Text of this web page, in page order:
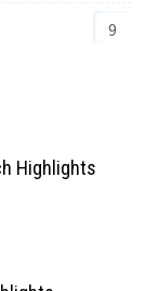
9
Highlights